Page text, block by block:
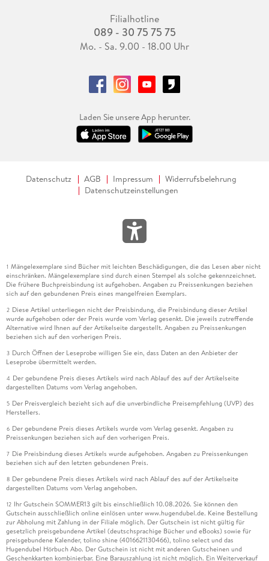
Filialhotline
089 - 30 75 75 75
Mo. - Sa. 9.00 - 18.00 Uhr
Laden Sie unsere App herunter.
Datenschutz AGB Impressum
Widerrufsbelehrung
Datenschutzeinstellungen
1 Mängelexemplare sind Bücher mit leichten Beschädigungen, die das Lesen aber nicht
einschränken. Mängelexemplare sind durch einen Stempel als solche gekennzeichnet.
Die frühere Buchpreisbindung ist aufgehoben. Angaben zu Preissenkungen beziehen
sich auf den gebundenen Preis eines mangelfreien Exemplars.
2 Diese Artikel unterliegen nicht der Preisbindung, die Preisbindung dieser Artikel
wurde aufgehoben oder der Preis wurde vom Verlag gesenkt. Die jeweils zutreffende
Alternative wird Ihnen auf der Artikelseite dargestellt. Angaben zu Preissenkungen
beziehen sich auf den vorherigen Preis.
3 Durch Öffnen der Leseprobe willigen Sie ein, dass Daten an den Anbieter der
Leseprobe übermittelt werden.
4 Der gebundene Preis dieses Artikels wird nach Ablauf des auf der Artikelseite
dargestellten Datums vom Verlag angehoben.
5 Der Preisvergleich bezieht sich auf die unverbindliche Preisempfehlung (UVP) des
Herstellers.
6 Der gebundene Preis dieses Artikels wurde vom Verlag gesenkt. Angaben zu
Preissenkungen beziehen sich auf den vorherigen Preis.
7 Die Preisbindung dieses Artikels wurde aufgehoben. Angaben zu Preissenkungen
beziehen sich auf den letzten gebundenen Preis.
8 Der gebundene Preis dieses Artikels wird nach Ablauf des auf der Artikelseite
dargestellten Datums vom Verlag angehoben.
12 Ihr Gutschein SOMMER13 gilt bis einschließlich 10.08.2026. Sie können den
Gutschein ausschließlich online einlösen unter www.hugendubel.de. Keine Bestellung
zur Abholung mit Zahlung in der Filiale möglich. Der Gutschein ist nicht gültig für
gesetzlich preisgebundene Artikel (deutschsprachige Bücher und eBooks) sowie für
preisgebundene Kalender, tolino shine (4016621130466), tolino select und das
Hugendubel Hörbuch Abo. Der Gutschein ist nicht mit anderen Gutscheinen und
Geschenkkarten kombinierbar. Eine Barauszahlung ist nicht möglich. Ein Weiterverkauf